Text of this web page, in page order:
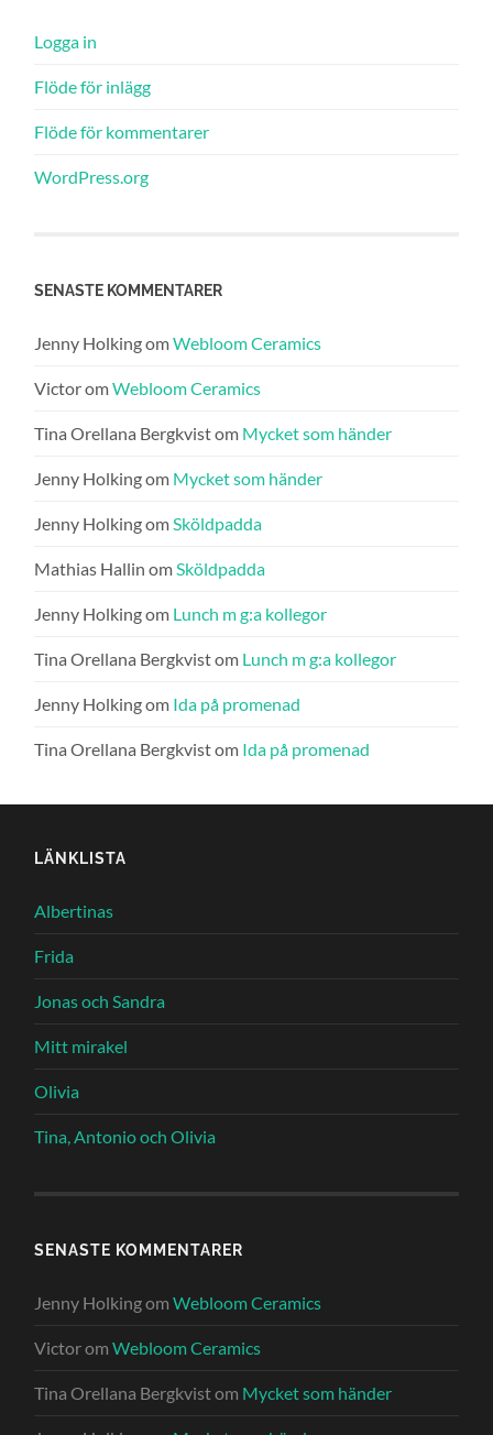
Logga in
Flöde för inlägg
Flöde för kommentarer
WordPress.org
SENASTE KOMMENTARER
Jenny HolkingomWebloom Ceramics
VictoromWebloom Ceramics
Tina Orellana Bergkvistom Mycket som händer
Jenny Holkingom Mycket som händer
Jenny HolkingomSköldpadda
Mathias Hallin omSköldpadda
Jenny Holkingom Lunch m g:a kollegor
Tina Orellana Bergkvistom Lunch m g:a kollegor
Jenny Holkingom Ida på promenad
Tina Orellana Bergkvistom Ida på promenad
LÄNKLISTA
Albertinas
Frida
Jonas och Sandra
Mitt mirakel
Olivia
Tina, Antonio och Olivia
SENASTE KOMMENTARER
Jenny HolkingomWebloom Ceramics
VictoromWebloom Ceramics
Tina Orellana Bergkvistom Mycket som händer